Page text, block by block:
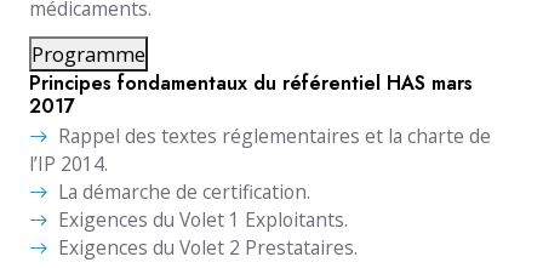
médicaments.
Programme
Principes fondamentaux du référentiel HAS mars
2017
Rappel des textes réglementaires et la charte de
l’IP 2014.
La démarche de certification.
Exigences du Volet 1 Exploitants.
Exigences du Volet 2 Prestataires.